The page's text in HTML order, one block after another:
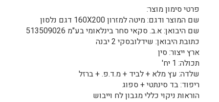
פרטי סימון מוצר:
שם המוצר ודגם: מיטה למזרון 160X200 דגם נלסון
שם היבואן: א.ב. סקאי סחר בינלאומי בע"מ 513509026
כתובת היבואן: שידלובסקי 2 יבנה
ארץ ייצור: סין
תכולה: 1 יח'
שלדה: עץ מלא + לביד + מ.ד.פ. + ברזל
ריפוד: בד סינתטי + ספוג
הוראות ניקוי כללי מגבון לח וייבוש